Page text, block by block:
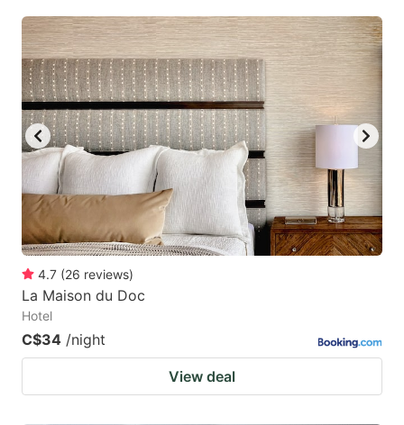
4.7 (26 reviews)
La Maison du Doc
Hotel
C$34 /night
View deal